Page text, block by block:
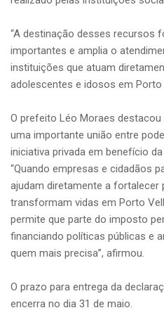
“A destinação desses recursos
importantes e amplia o
instituições que atuam
adolescentes e idosos em Porto
O prefeito Léo Moraes
uma importante união entre
iniciativa privada em benefício
“Quando empresas e cidadãos
ajudam diretamente a fortalecer
transformam vidas em Porto
permite que parte do imposto
financiando políticas públicas e
quem mais precisa”, afirmou.
O prazo para entrega da
encerra no dia 31 de maio.